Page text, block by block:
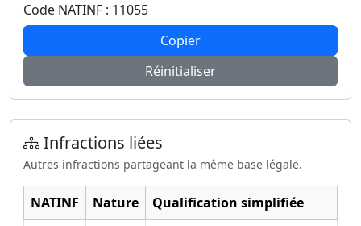
Code NATINF : 11055
Copier
Réinitialiser
Infractions liées
Autres infractions partageant la même base légale.
NATINF Nature
Qualification simplifiée